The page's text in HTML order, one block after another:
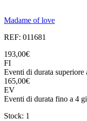
Madame of love
REF: 011681
193,00€
FI
Eventi di durata
165,00€
EV
Eventi di durata fino a 4
Stock: 1